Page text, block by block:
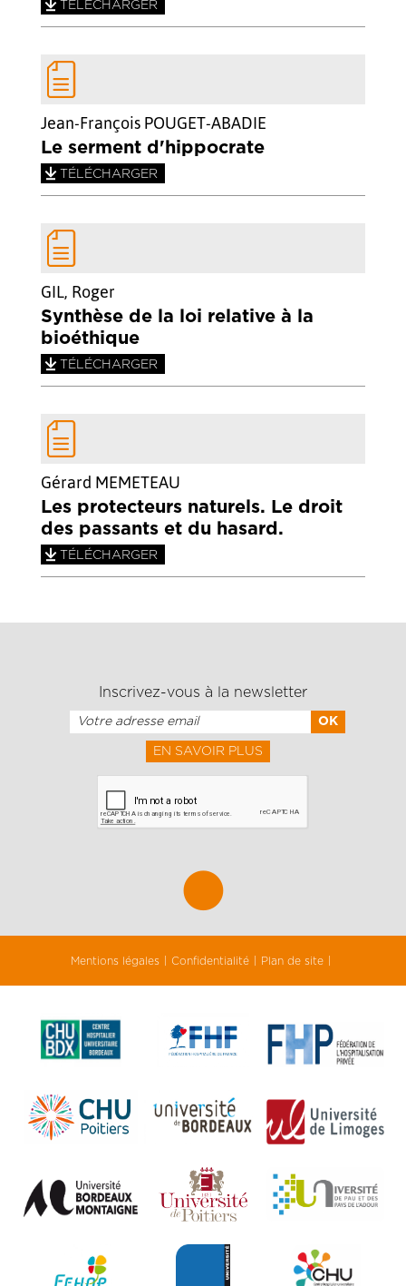
TÉLÉCHARGER
Jean-François POUGET-ABADIE
Le serment d'hippocrate
TÉLÉCHARGER
GIL, Roger
Synthèse de la loi relative à la
bioéthique
TÉLÉCHARGER
Gérard MEMETEAU
Les protecteurs naturels. Le droit
des passants et du hasard.
TÉLÉCHARGER
Inscrivez-vous à la newsletter
EN SAVOIR PLUS
Mentions légales Confidentialité Plan de site